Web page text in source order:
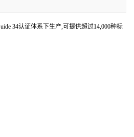
34认证体系下生产,可提供超过14,000种标